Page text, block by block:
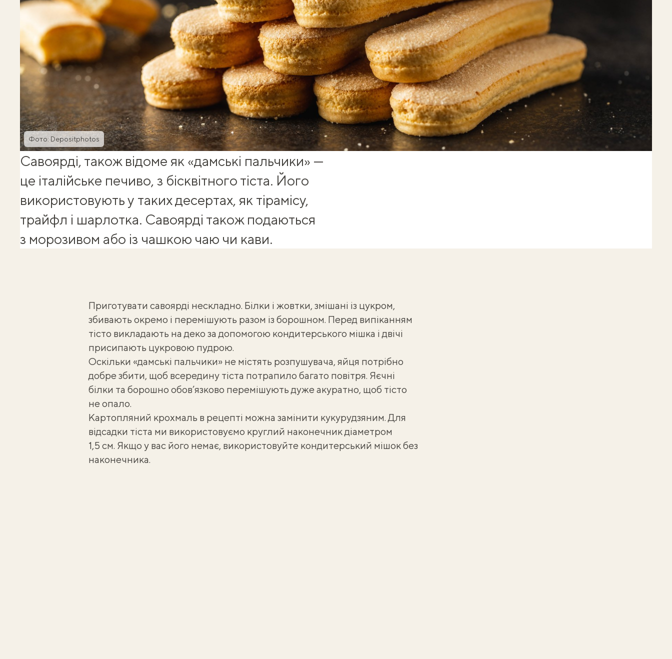
Фото: Depositphotos
Савоярді, також відоме як «дамські пальчики» —
це італійське печиво, з бісквітного тіста. Його
використовують у таких десертах, як тірамісу,
трайфл і шарлотка. Савоярді також подаються
з морозивом або із чашкою чаю чи кави.
Приготувати савоярді нескладно. Білки і жовтки, змішані із цукром,
збивають окремо і перемішують разом із борошном. Перед випіканням
тісто викладають на деко за допомогою кондитерського мішка і двічі
присипають цукровою пудрою.
Оскільки «дамські пальчики» не містять розпушувача, яйця потрібно
добре збити, щоб всередину тіста потрапило багато повітря. Яєчні
білки та борошно обов’язково перемішують дуже акуратно, щоб тісто
не опало.
Картопляний крохмаль в рецепті можна замінити кукурудзяним. Для
відсадки тіста ми використовуємо круглий наконечник діаметром
1,5 см. Якщо у вас його немає, використовуйте кондитерський мішок без
наконечника.